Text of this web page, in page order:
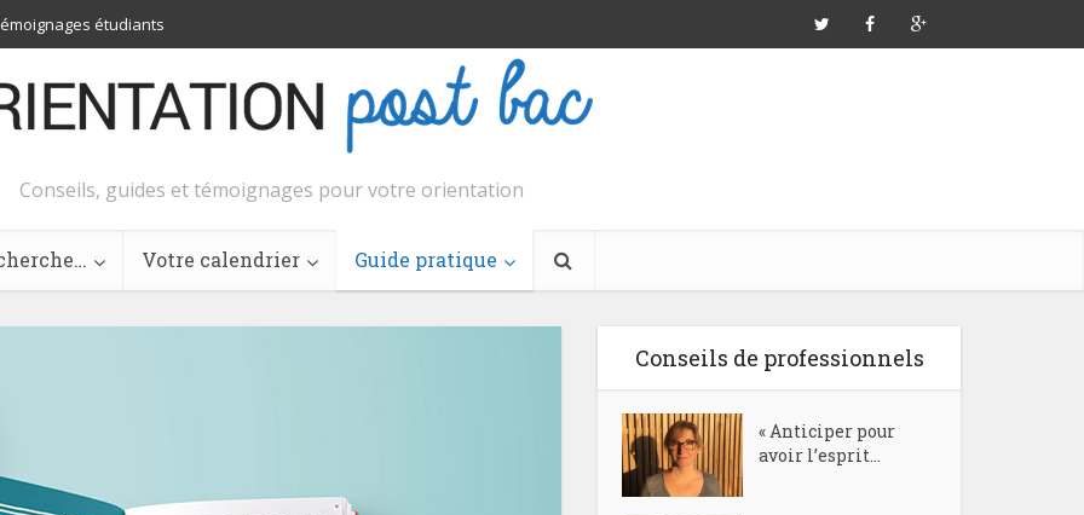
étudiants
Conseils, guides et témoignages pour votre orientation
Votre calendrier Guide pratique
Conseils de professionnels
« Anticiper pour
avoir l’esprit...